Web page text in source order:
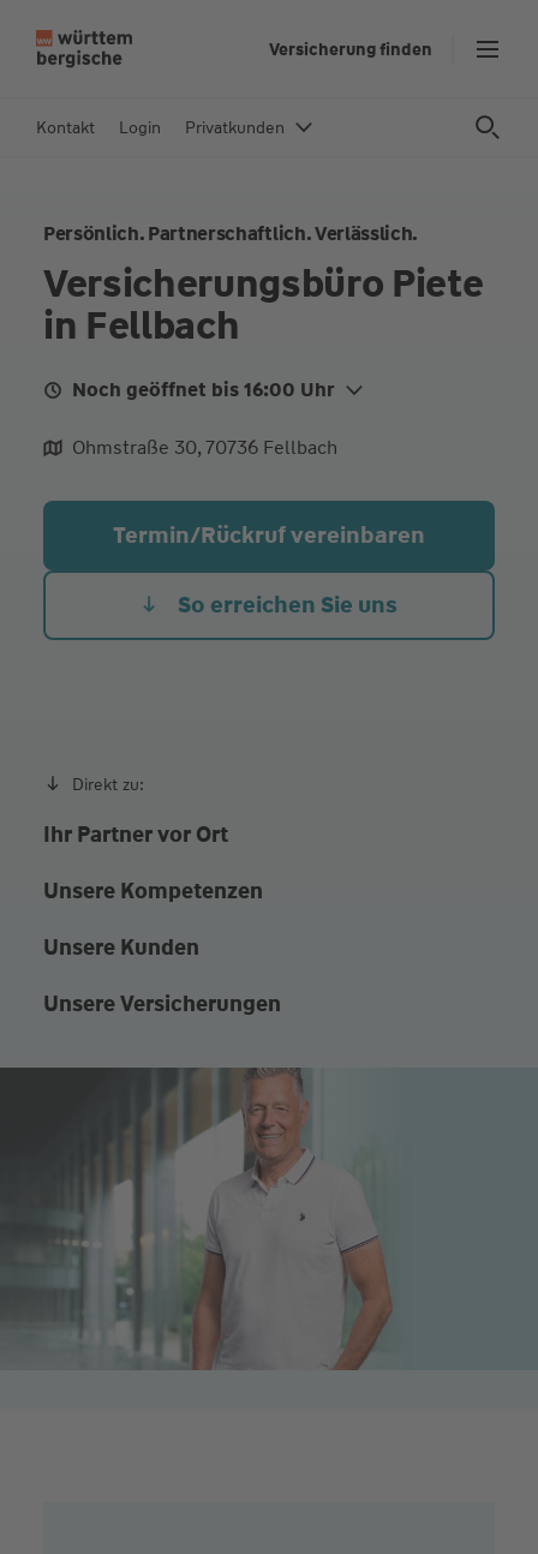
In
Versicherung finden
Kontakt Login Privatkunden
Persönlich. Partnerschaftlich. Verlässlich.
Versicherungsbüro Piete
in Fellbach
Noch geöffnet bis 16:00 Uhr
Mo. Heute
09:30 - 16:00
09:30 - 14:30
Termine nach telefonischer Vereinbarung
Ohmstraße 30, 70736 Fellbach
Termin/Rückruf vereinbaren
So erreichen Sie uns
Direkt zu:
Ihr Partner vor Ort
Unsere Kompetenzen
Unsere Kunden
Unsere Versicherungen